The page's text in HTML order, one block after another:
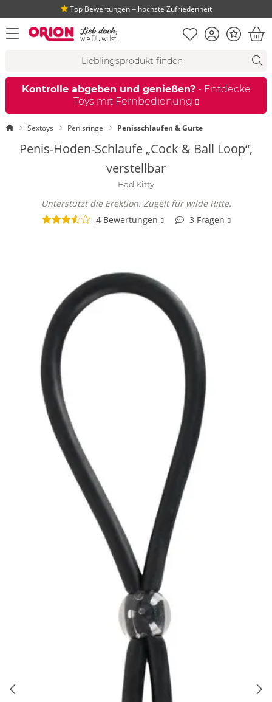
Top Bewertungen ‒ höchste Zufriedenheit
Menü öffnen Merkliste
KontoBonus
Kontrolle abgeben und genießen?- Entdecke
Toys mit Fernbedienung
Startseite
Sextoys Penisringe Penisschlaufen & Gurte
Penis-Hoden-Schlaufe „Cock & Ball Loop“,
verstellbar
Bad Kitty
Unterstützt die Erektion. Zügelt für wilde Ritte.
4 Bewertungen
3 Fragen